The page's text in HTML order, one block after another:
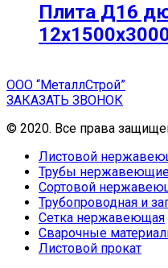
Плита Д16
ООО “МеталлСтрой”
ЗАКАЗАТЬ ЗВОНОК
© 2020. Все права
Листовой
Трубы
Сортовой
Трубопроводная и
Сетка нержавеющая
Сварочные
Листовой прокат